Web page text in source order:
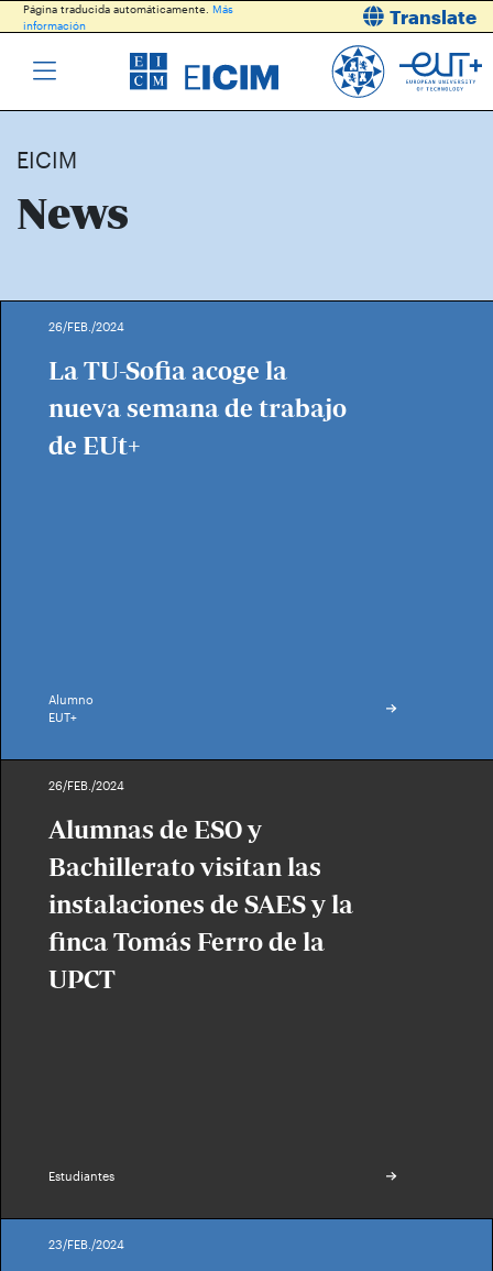
Página traducida automáticamente. Más
información
Translate
EICIM
News
26/FEB./2024
La TU-Sofia acoge la
nueva semana de trabajo
de EUt+
Alumno
EUT+
26/FEB./2024
Alumnas de ESO y
Bachillerato visitan las
instalaciones de SAES y la
finca Tomás Ferro de la
UPCT
Estudiantes
23/FEB./2024